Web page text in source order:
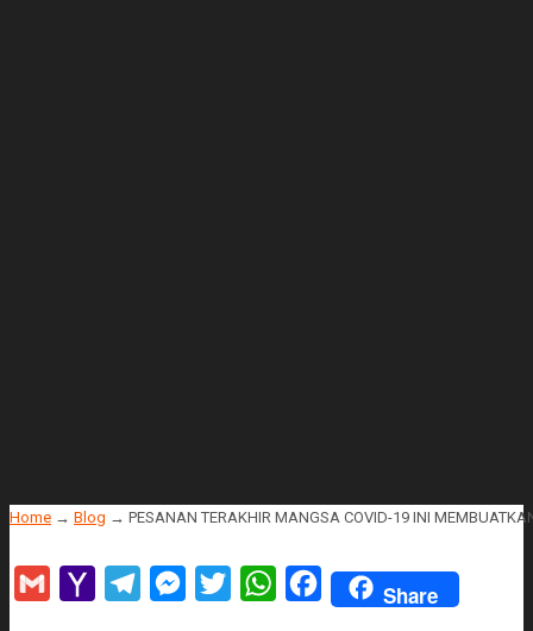
Home → Blog → PESANAN TERAKHIR MANGSA COVID-19 INI
Gmail
Yahoo
TelegramMessenger
Twitter WhatsAppFacebookShare